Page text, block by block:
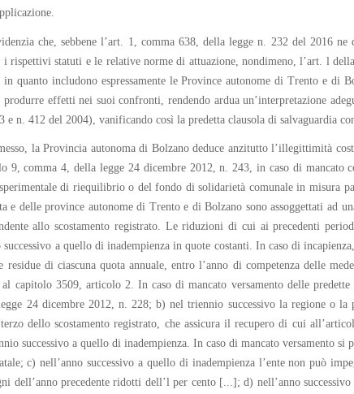
che, sebbene l’art. 1, comma 638, della legge n. 232 del 2016
rispettivi statuti e le relative norme di attuazione, nondimeno, l’art. l
quanto includono espressamente le Province autonome di Trento e di
produrre effetti nei suoi confronti, rendendo ardua un’interpretazione
e n. 412 del 2004), vanificando così la predetta clausola di salvaguardia
la Provincia autonoma di Bolzano deduce anzitutto l’illegittimità
9, comma 4, della legge 24 dicembre 2012, n. 243, in caso di mancato
di riequilibrio o del fondo di solidarietà comunale in
e delle province autonome di Trento e di Bolzano sono assoggettati ad
allo scostamento registrato. Le riduzioni di cui ai precedenti
a quello di inadempienza in quote costanti. In caso di
residue di ciascuna quota annuale, entro l’anno di competenza delle
capitolo 3509, articolo 2. In caso di mancato versamento delle
24 dicembre 2012, n. 228; b) nel triennio successivo la regione o
dello scostamento registrato, che assicura il recupero di cui
successivo a quello di inadempienza. In caso di mancato versamento
c) nell’anno successivo a quello di inadempienza l’ente non può
dell’anno precedente ridotti dell’l per cento [...]; d) nell’anno